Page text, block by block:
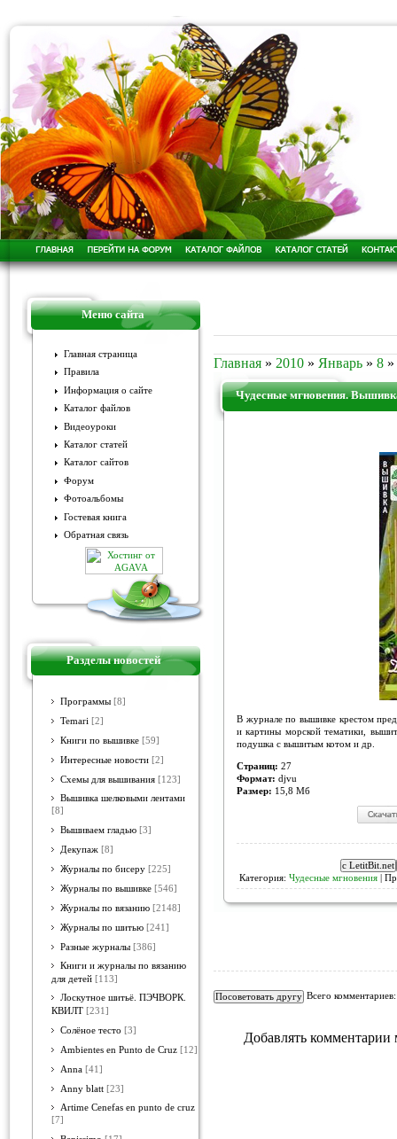
Меню сайта
Главная страница
Правила
Информация о сайте
Каталог файлов
Видеоуроки
Каталог статей
Каталог сайтов
Форум
Фотоальбомы
Гостевая книга
Обратная связь
Разделы новостей
Программы [8]
Temari [2]
Книги по вышивке [59]
Интересные новости [2]
Схемы для вышивания [123]
Вышивка шелковыми лентами
[8]
Вышиваем гладью [3]
Декупаж [8]
Журналы по бисеру [225]
Журналы по вышивке [546]
Журналы по вязанию [2148]
Журналы по шитью [241]
Разные журналы [386]
Книги и журналы по вязанию
для детей [113]
Лоскутное шитьё. ПЭЧВОРК.
КВИЛТ [231]
Солёное тесто [3]
Ambientes en Punto de Cruz [12]
Anna [41]
Anny blatt [23]
Artime Cenefas en punto de cruz
[7]
Главная » 2010 » Январь » 8
Чудесные мгновения.
В журнале по вышивке крестом
и картины морской тематики,
подушка с вышитым котом и др.
Страниц: 27
Формат: djvu
Размер: 15,8 Мб
Категория: Чудесные мгновения |
Всего
Добавлять комментарии